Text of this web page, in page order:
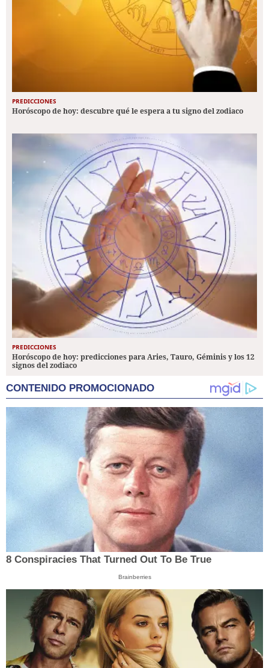
PREDICCIONES
Horóscopo de hoy: descubre qué le espera a tu signo del zodiaco
PREDICCIONES
Horóscopo de hoy: predicciones para Aries, Tauro, Géminis y los 12
signos del zodiaco
CONTENIDO PROMOCIONADO
8 Conspiracies That Turned Out To Be True
Brainberries